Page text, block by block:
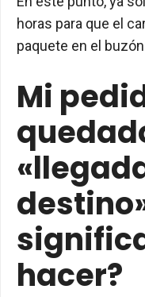
horas para que el
paquete en el
Mi
hacer?